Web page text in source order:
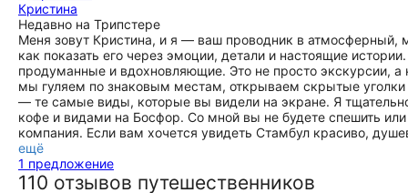
Кристина
Недавно на Трипстере
Меня зовут Кристина, и я — ваш проводник в атмосферный,
как показать его через эмоции, детали и настоящие
продуманные и вдохновляющие. Это не просто экскурсии,
мы гуляем по знаковым местам, открываем скрытые
— те самые виды, которые вы видели на экране. Я
кофе и видами на Босфор. Со мной вы не будете спешить
компания. Если вам хочется увидеть Стамбул красиво,
ещё
1 предложение
110 отзывов путешественников